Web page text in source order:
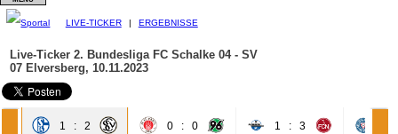
LIVE-TICKER | ERGEBNISSE
Live-Ticker 2. Bundesliga FC Schalke 04 - SV
07 Elversberg, 10.11.2023
1 : 2 0 : 0 1 : 3